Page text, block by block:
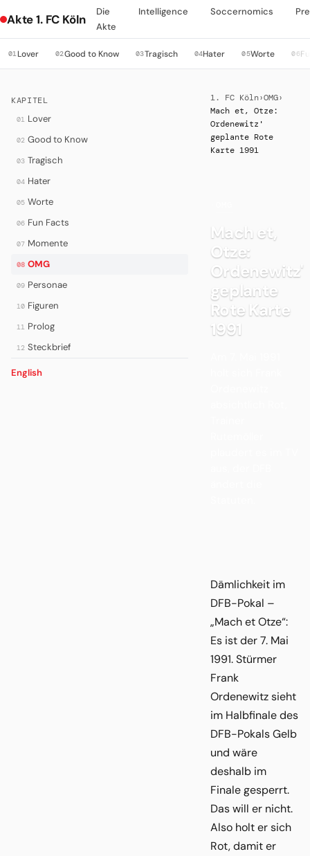
Akte 1. FC Köln
Die
Akte
Intelligence Soccernomics
01Lover 02Good to Know 03Tragisch 04Hater 05Worte 06
KAPITEL
01 Lover
02 Good to Know
03 Tragisch
04 Hater
05 Worte
06 Fun Facts
07 Momente
08 OMG
09 Personae
10 Figuren
11 Prolog
12 Steckbrief
English
1. FC Köln›OMG›
Mach et, Otze:
Ordenewitz'
geplante Rote
Karte 1991
Mach et,
Otze:
Ordenewitz'
geplante
Rote Karte
1991
Dämlichkeit im
DFB-Pokal –
„Mach et Otze“:
Es ist der 7. Mai
1991. Stürmer
Frank
Ordenewitz sieht
im Halbfinale des
DFB-Pokals Gelb
und wäre
deshalb im
Finale gesperrt.
Das will er nicht.
Also holt er sich
Rot, damit er